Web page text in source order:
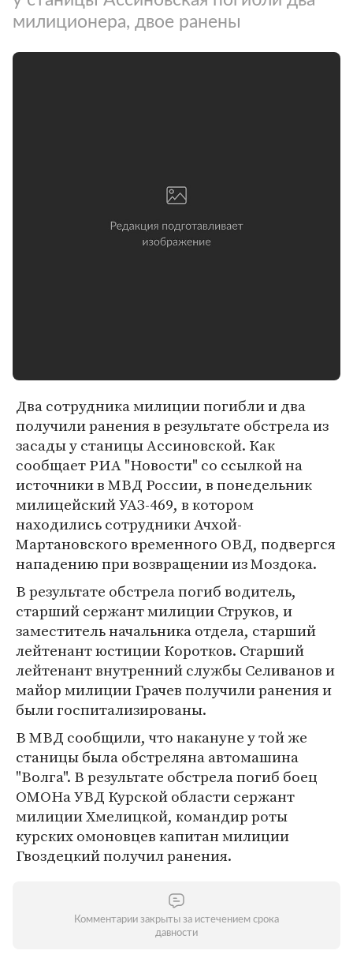
милиционера, двое ранены
Два сотрудника милиции погибли и два
получили ранения в результате обстрела из
засады у станицы Ассиновской. Как
сообщает РИА "Новости" со ссылкой на
источники в МВД России, в понедельник
милицейский УАЗ-469, в котором
находились сотрудники Ачхой-
Мартановского временного ОВД, подвергся
нападению при возвращении из Моздока.
В результате обстрела погиб водитель,
старший сержант милиции Струков, и
заместитель начальника отдела, старший
лейтенант юстиции Коротков. Старший
лейтенант внутренний службы Селиванов и
майор милиции Грачев получили ранения и
были госпитализированы.
В МВД сообщили, что накануне у той же
станицы была обстреляна автомашина
"Волга". В результате обстрела погиб боец
ОМОНа УВД Курской области сержант
милиции Хмелицкой, командир роты
курских омоновцев капитан милиции
Гвоздецкий получил ранения.
Комментарии закрыты за истечением срока
давности